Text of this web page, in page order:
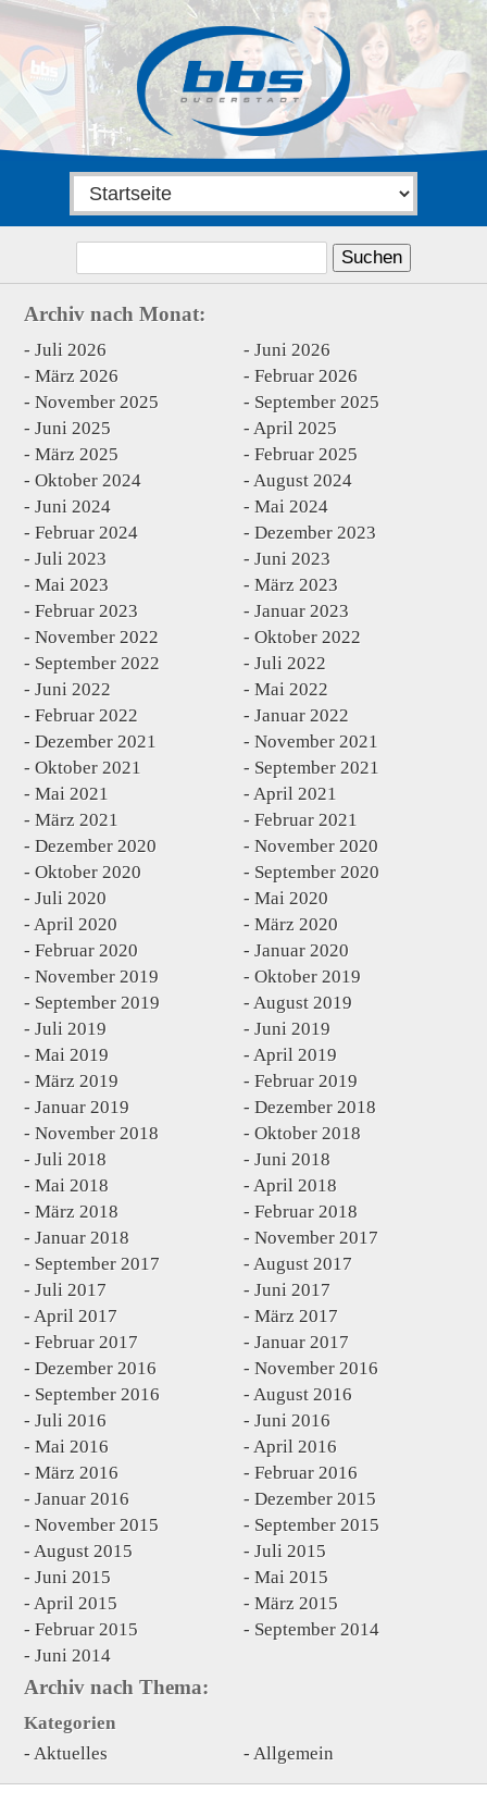
Suchen
Archiv nach Monat:
Juli 2026
Juni 2026
März 2026
Februar 2026
November 2025
September 2025
Juni 2025
April 2025
März 2025
Februar 2025
Oktober 2024
August 2024
Juni 2024
Mai 2024
Februar 2024
Dezember 2023
Juli 2023
Juni 2023
Mai 2023
März 2023
Februar 2023
Januar 2023
November 2022
Oktober 2022
September 2022
Juli 2022
Juni 2022
Mai 2022
Februar 2022
Januar 2022
Dezember 2021
November 2021
Oktober 2021
September 2021
Mai 2021
April 2021
März 2021
Februar 2021
Dezember 2020
November 2020
Oktober 2020
September 2020
Juli 2020
Mai 2020
April 2020
März 2020
Februar 2020
Januar 2020
November 2019
Oktober 2019
September 2019
August 2019
Juli 2019
Juni 2019
Mai 2019
April 2019
März 2019
Februar 2019
Januar 2019
Dezember 2018
November 2018
Oktober 2018
Juli 2018
Juni 2018
Mai 2018
April 2018
März 2018
Februar 2018
Januar 2018
November 2017
September 2017
August 2017
Juli 2017
Juni 2017
April 2017
März 2017
Februar 2017
Januar 2017
Dezember 2016
November 2016
September 2016
August 2016
Juli 2016
Juni 2016
Mai 2016
April 2016
März 2016
Februar 2016
Januar 2016
Dezember 2015
November 2015
September 2015
August 2015
Juli 2015
Juni 2015
Mai 2015
April 2015
März 2015
Februar 2015
September 2014
Juni 2014
Archiv nach Thema:
Kategorien
Aktuelles
Allgemein